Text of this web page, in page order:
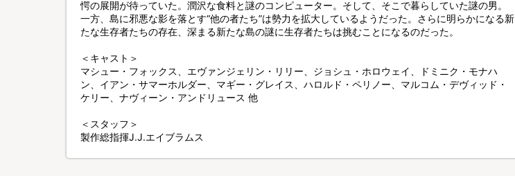
愕の展開が待っていた。潤沢な食料と謎のコンピューター。そして、そこで暮らしていた謎の男。
一方、島に邪悪な影を落とす“他の者たち”は勢力を拡大しているようだった。さらに明らかになる新
たな生存者たちの存在、深まる新たな島の謎に生存者たちは挑むことになるのだった。
＜キャスト＞
マシュー・フォックス、エヴァンジェリン・リリー、ジョシュ・ホロウェイ、ドミニク・モナハ
ン、イアン・サマーホルダー、マギー・グレイス、ハロルド・ペリノー、マルコム・デヴィッド・
ケリー、ナヴィーン・アンドリュース 他
＜スタッフ＞
製作総指揮J.J.エイブラムス